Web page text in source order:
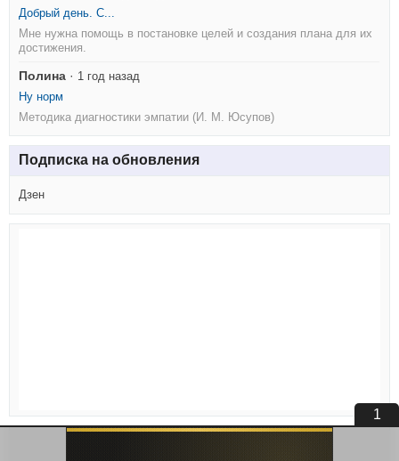
Добрый день. С...
Мне нужна помощь в постановке целей и создания плана для их
достижения.
Полина · 1 год назад
Ну норм
Методика диагностики эмпатии (И. М. Юсупов)
Подписка на обновления
Дзен